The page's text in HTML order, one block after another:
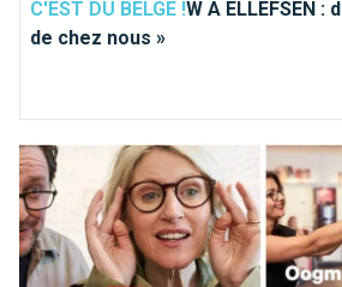
C'EST DU BELGE !W A ELLEFSEN :
de chez nous »
Trouver un bon opticien à Bruxelles :